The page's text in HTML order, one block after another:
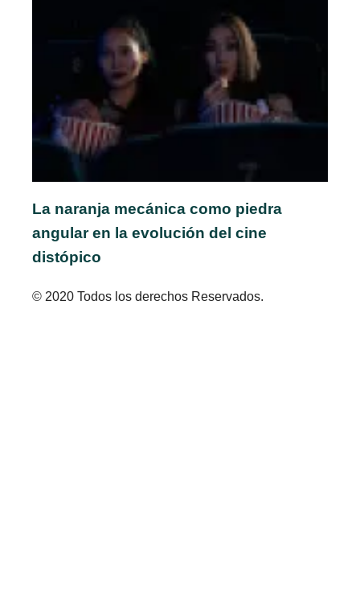
La naranja mecánica como piedra
angular en la evolución del cine
distópico
© 2020 Todos los derechos Reservados.